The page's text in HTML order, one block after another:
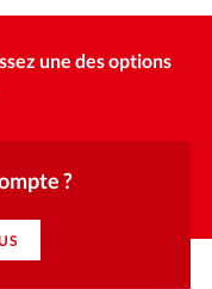
une des options
?